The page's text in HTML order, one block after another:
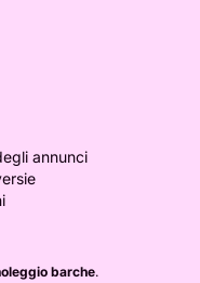
annunci
barche.